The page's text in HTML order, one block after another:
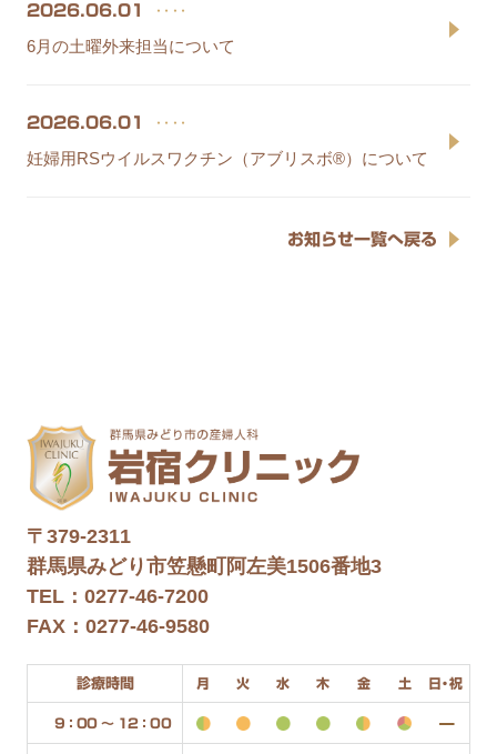
2026.06.01
‥‥
6月の土曜外来担当について
2026.06.01
‥‥
妊婦用RSウイルスワクチン（アブリスボ®）について
お知らせ一覧へ戻る
〒379-2311
群馬県みどり市笠懸町阿左美1506番地3
TEL：0277-46-7200
FAX：0277-46-9580
診療時間 月 火 水 木 金 土 日・祝
9：00 〜 12：00